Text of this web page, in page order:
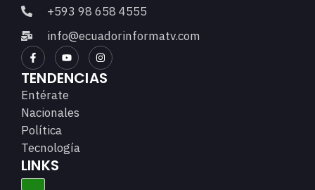
+593 98 658 4555
info@ecuadorinformatv.com
TENDENCIAS
Entérate
Nacionales
Política
Tecnología
LINKS